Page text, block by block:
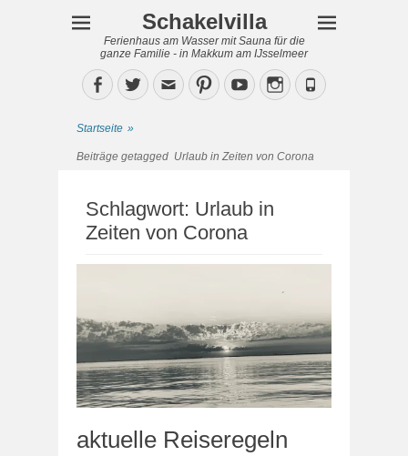
Schakelvilla
Ferienhaus am Wasser mit Sauna für die
ganze Familie - in Makkum am IJsselmeer
Facebook
TwitterEmailPinterestYouTubeInstagram
Phone
Startseite »
Beiträge getagged Urlaub in Zeiten von Corona
Schlagwort: Urlaub in
Zeiten von Corona
aktuelle Reiseregeln